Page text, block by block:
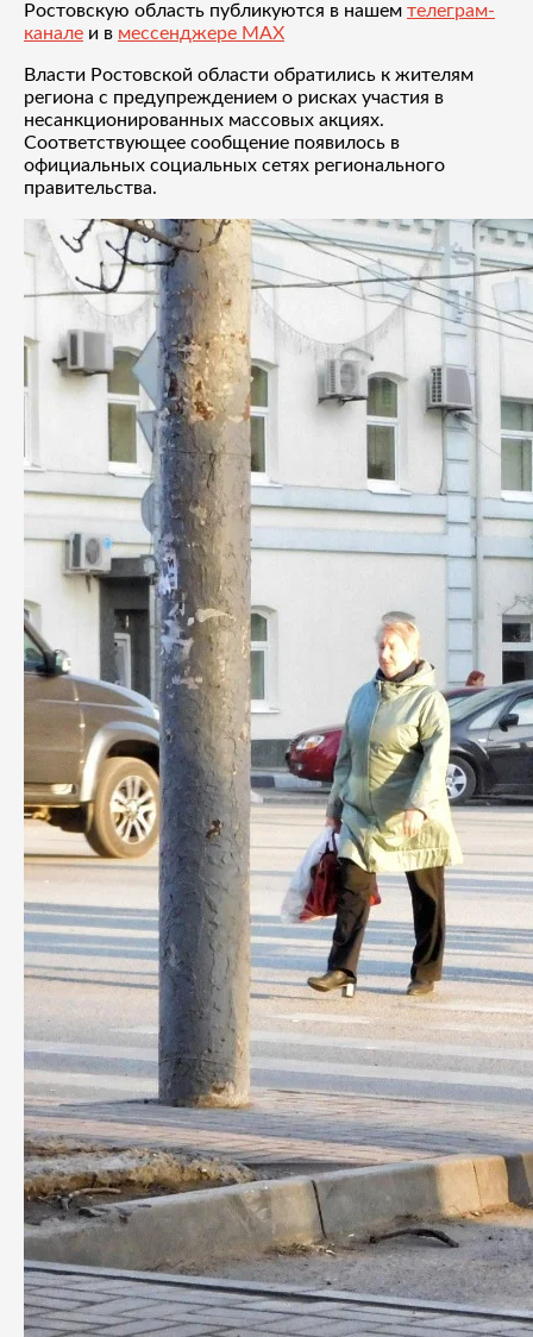
Ростовскую область публикуются в нашем телеграм-
канале и в мессенджере MAX
Власти Ростовской области обратились к жителям
региона с предупреждением о рисках участия в
несанкционированных массовых акциях.
Соответствующее сообщение появилось в
официальных социальных сетях регионального
правительства.